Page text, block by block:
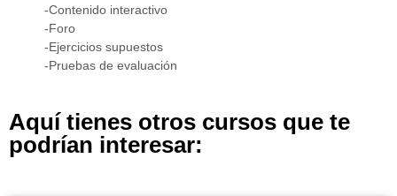
-Contenido interactivo
-Foro
-Ejercicios supuestos
-Pruebas de evaluación
Aquí tienes otros cursos que te
podrían interesar: